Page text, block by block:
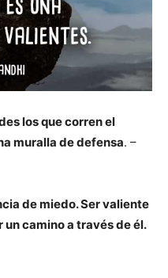
los que corren el
muralla de defensa. –
de miedo. Ser valiente
camino a través de él.